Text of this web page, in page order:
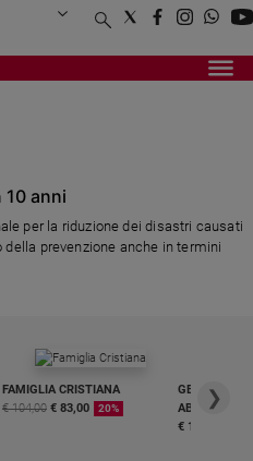
10 anni
per la riduzione dei disastri causati
prevenzione anche in termini
FAMIGLIA CRISTIANA
€ 104,00 € 83,00 20%
GBABY
€ 16,99
❯